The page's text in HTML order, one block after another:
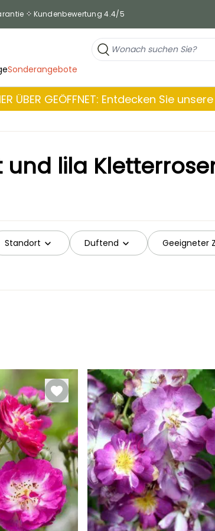
Kundenbewertung 4.4/5
Sonderangebote
ÜBER GEÖFFNET: Entdecken Sie
und lila
Standort Duftend Geeigneter